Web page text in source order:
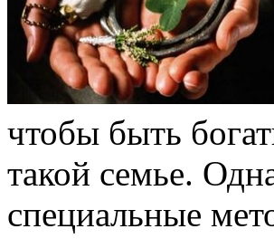
чтобы быть
такой семье.
специальные